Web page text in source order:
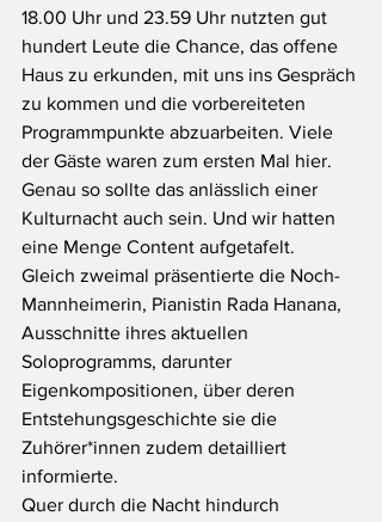
18.00 Uhr und 23.59 Uhr nutzten gut
hundert Leute die Chance, das offene
Haus zu erkunden, mit uns ins Gespräch
zu kommen und die vorbereiteten
Programmpunkte abzuarbeiten. Viele
der Gäste waren zum ersten Mal hier.
Genau so sollte das anlässlich einer
Kulturnacht auch sein. Und wir hatten
eine Menge Content aufgetafelt.
Gleich zweimal präsentierte die Noch-
Mannheimerin, Pianistin Rada Hanana,
Ausschnitte ihres aktuellen
Soloprogramms, darunter
Eigenkompositionen, über deren
Entstehungsgeschichte sie die
Zuhörer*innen zudem detailliert
informierte.
Quer durch die Nacht hindurch